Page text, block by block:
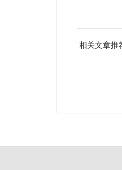
相关文章推